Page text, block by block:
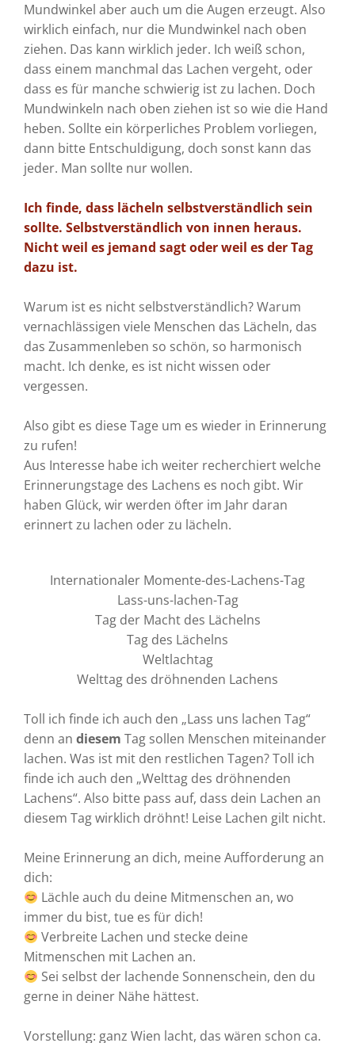
Mundwinkel aber auch um die Augen erzeugt. Also
wirklich einfach, nur die Mundwinkel nach oben
ziehen. Das kann wirklich jeder. Ich weiß schon,
dass einem manchmal das Lachen vergeht, oder
dass es für manche schwierig ist zu lachen. Doch
Mundwinkeln nach oben ziehen ist so wie die Hand
heben. Sollte ein körperliches Problem vorliegen,
dann bitte Entschuldigung, doch sonst kann das
jeder. Man sollte nur wollen.
Ich finde, dass lächeln selbstverständlich sein
sollte. Selbstverständlich von innen heraus.
Nicht weil es jemand sagt oder weil es der Tag
dazu ist.
Warum ist es nicht selbstverständlich? Warum
vernachlässigen viele Menschen das Lächeln, das
das Zusammenleben so schön, so harmonisch
macht. Ich denke, es ist nicht wissen oder
vergessen.
Also gibt es diese Tage um es wieder in Erinnerung
zu rufen!
Aus Interesse habe ich weiter recherchiert welche
Erinnerungstage des Lachens es noch gibt. Wir
haben Glück, wir werden öfter im Jahr daran
erinnert zu lachen oder zu lächeln.
Internationaler Momente-des-Lachens-Tag
Lass-uns-lachen-Tag
Tag der Macht des Lächelns
Tag des Lächelns
Weltlachtag
Welttag des dröhnenden Lachens
Toll ich finde ich auch den „Lass uns lachen Tag“
denn an diesem Tag sollen Menschen miteinander
lachen. Was ist mit den restlichen Tagen? Toll ich
finde ich auch den „Welttag des dröhnenden
Lachens“. Also bitte pass auf, dass dein Lachen an
diesem Tag wirklich dröhnt! Leise Lachen gilt nicht.
Meine Erinnerung an dich, meine Aufforderung an
dich:
Lächle auch du deine Mitmenschen an, wo
immer du bist, tue es für dich!
Verbreite Lachen und stecke deine
Mitmenschen mit Lachen an.
Sei selbst der lachende Sonnenschein, den du
gerne in deiner Nähe hättest.
Vorstellung: ganz Wien lacht, das wären schon ca.